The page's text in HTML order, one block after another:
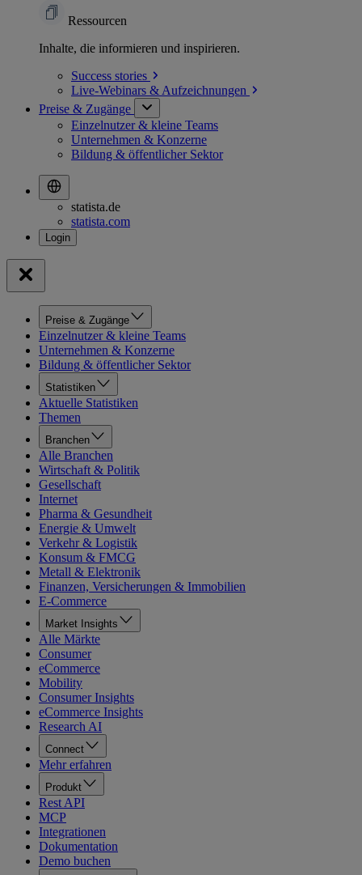
Ressourcen
Inhalte, die informieren und inspirieren.
Success stories
Live-Webinars & Aufzeichnungen
Preise & Zugänge
Einzelnutzer & kleine Teams
Unternehmen & Konzerne
Bildung & öffentlicher Sektor
statista.de
statista.com
Preise & Zugänge
Einzelnutzer & kleine Teams
Unternehmen & Konzerne
Bildung & öffentlicher Sektor
Statistiken
Aktuelle Statistiken
Themen
Branchen
Alle Branchen
Wirtschaft & Politik
Gesellschaft
Internet
Pharma & Gesundheit
Energie & Umwelt
Verkehr & Logistik
Konsum & FMCG
Metall & Elektronik
Finanzen, Versicherungen & Immobilien
E-Commerce
Market Insights
Alle Märkte
Consumer
eCommerce
Mobility
Consumer Insights
eCommerce Insights
Research AI
Connect
Mehr erfahren
Produkt
Rest API
MCP
Integrationen
Dokumentation
Demo buchen